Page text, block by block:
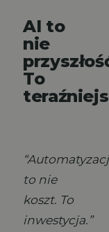
AI to
nie
To
to nie
koszt. To
inwestycja.”